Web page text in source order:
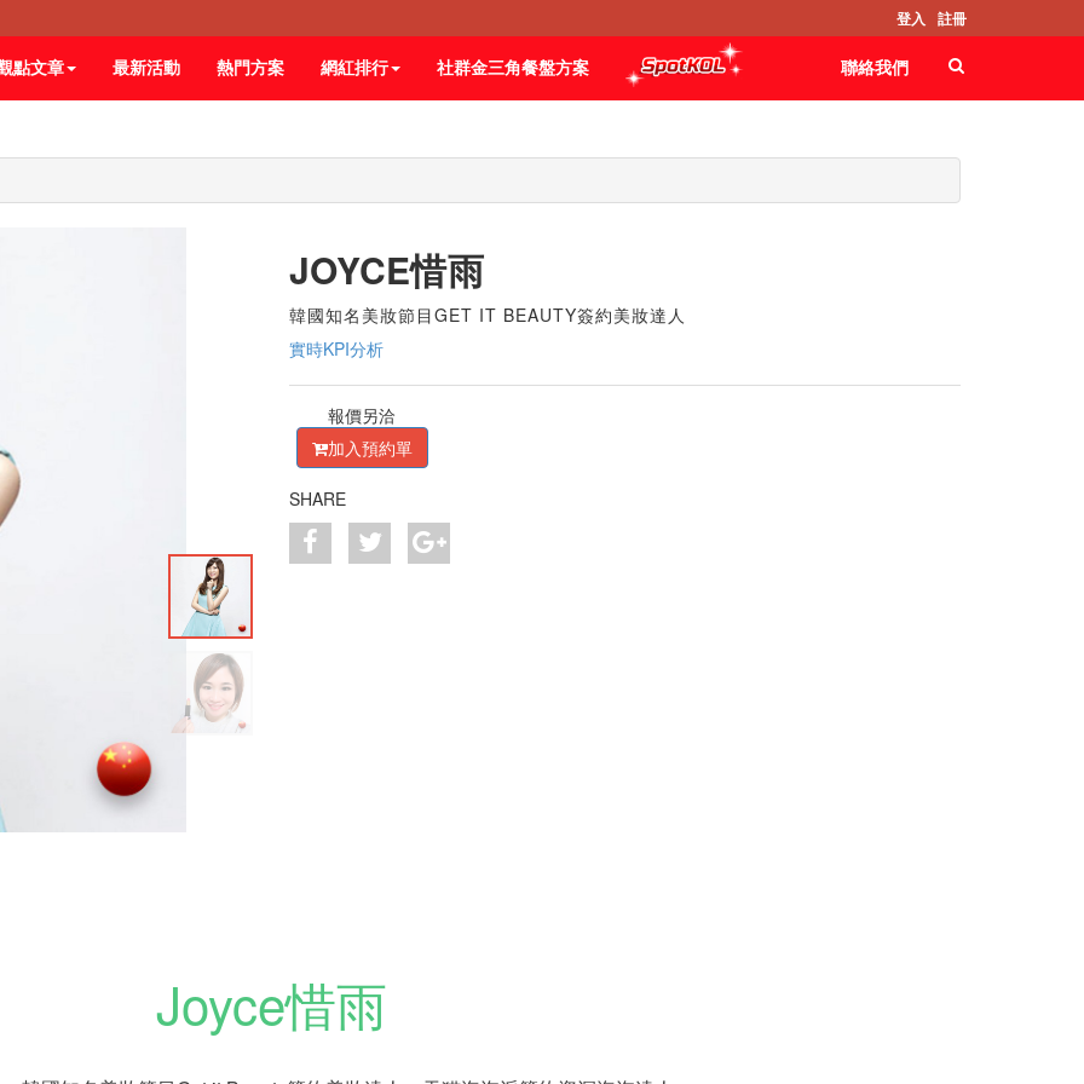
登入 註冊
點文章 最新活動 熱門方案 網紅排行 社群金三角餐盤方案 聯絡我們
JOYCE惜雨
韓國知名美妝節目GET IT BEAUTY簽約美妝達人
實時KPI分析
報價另洽
加入預約單
SHARE
Joyce惜雨